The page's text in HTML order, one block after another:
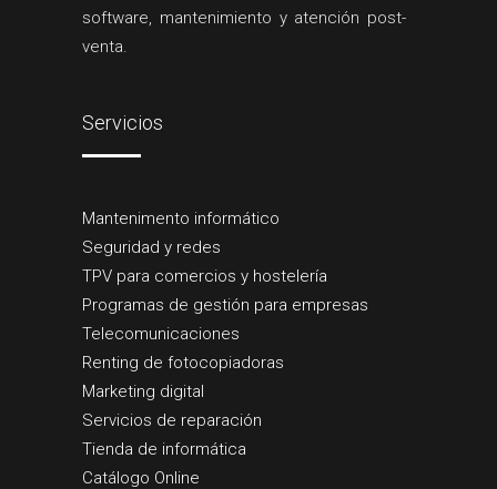
software, mantenimiento y atención post-
venta.
Servicios
Mantenimento informático
Seguridad y redes
TPV para comercios y hostelería
Programas de gestión para empresas
Telecomunicaciones
Renting de fotocopiadoras
Marketing digital
Servicios de reparación
Tienda de informática
Catálogo Online